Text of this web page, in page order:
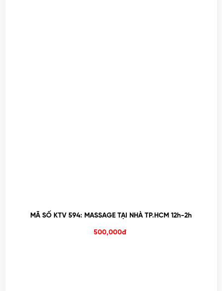
MÃ SỐ KTV 594: MASSAGE TẠI NHÀ TP.HCM 12h-2h
500,000đ